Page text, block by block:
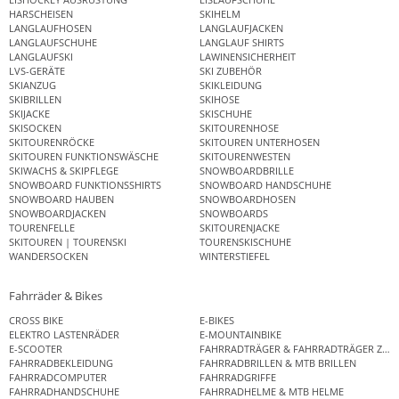
HARSCHEISEN
SKIHELM
LANGLAUFHOSEN
LANGLAUFJACKEN
LANGLAUFSCHUHE
LANGLAUF SHIRTS
LANGLAUFSKI
LAWINENSICHERHEIT
LVS-GERÄTE
SKI ZUBEHÖR
SKIANZUG
SKIKLEIDUNG
SKIBRILLEN
SKIHOSE
SKIJACKE
SKISCHUHE
SKISOCKEN
SKITOURENHOSE
SKITOURENRÖCKE
SKITOUREN UNTERHOSEN
SKITOUREN FUNKTIONSWÄSCHE
SKITOURENWESTEN
SKIWACHS & SKIPFLEGE
SNOWBOARDBRILLE
SNOWBOARD FUNKTIONSSHIRTS
SNOWBOARD HANDSCHUHE
SNOWBOARD HAUBEN
SNOWBOARDHOSEN
SNOWBOARDJACKEN
SNOWBOARDS
TOURENFELLE
SKITOURENJACKE
SKITOUREN | TOURENSKI
TOURENSKISCHUHE
WANDERSOCKEN
WINTERSTIEFEL
Fahrräder & Bikes
CROSS BIKE
E-BIKES
ELEKTRO LASTENRÄDER
E-MOUNTAINBIKE
E-SCOOTER
FAHRRADTRÄGER & FAHRRADTRÄGER
FAHRRADBEKLEIDUNG
FAHRRADBRILLEN & MTB BRILLEN
FAHRRADCOMPUTER
FAHRRADGRIFFE
FAHRRADHANDSCHUHE
FAHRRADHELME & MTB HELME